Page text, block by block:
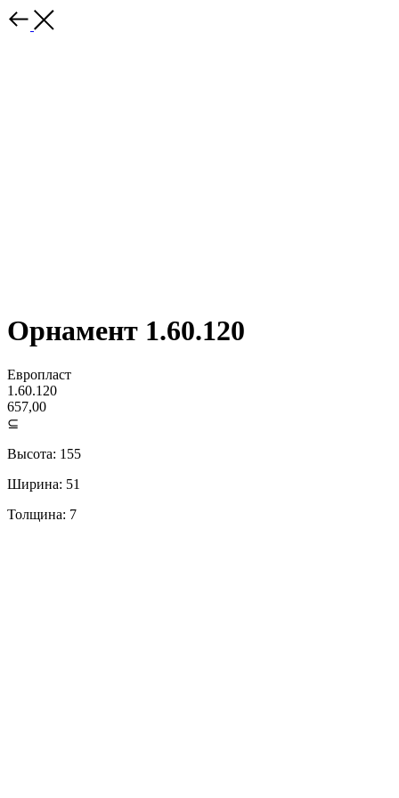
Орнамент 1.60.120
Европласт
1.60.120
657,00
⊆
Высота: 155
Ширина: 51
Толщина: 7